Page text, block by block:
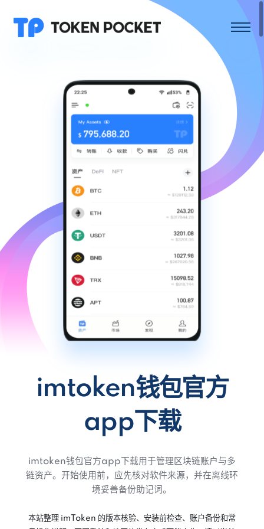
imtoken钱包官方
app下载
imtoken钱包官方app下载用于管理区块链账户与多
链资产。开始使用前，应先核对软件来源，并在离线环
境妥善备份助记词。
本站整理 imToken 的版本核验、安装前检查、账户备份和常